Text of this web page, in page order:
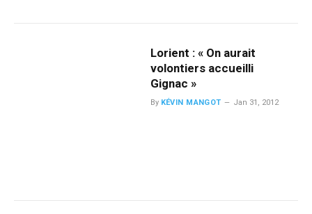
Lorient : « On aurait
volontiers accueilli
Gignac »
By KÉVIN MANGOT Jan 31, 2012